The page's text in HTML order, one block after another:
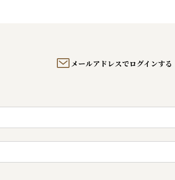
メールアドレスでログインする